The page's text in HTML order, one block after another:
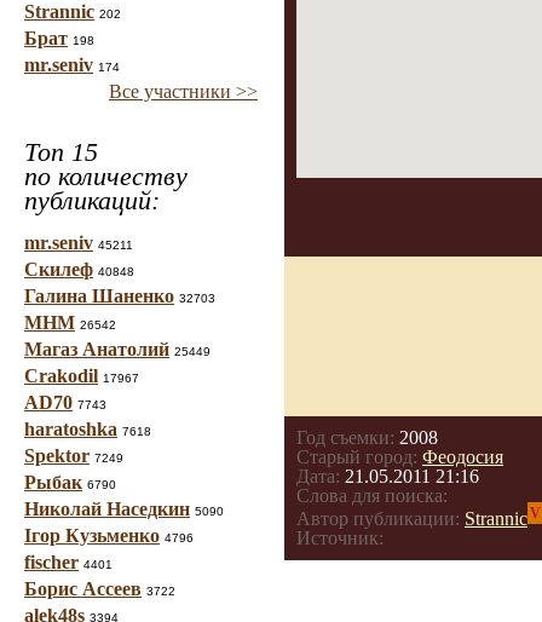
Strannic 202
Брат 198
mr.seniv 174
Все участники >>
Топ 15
по количеству
публикаций:
mr.seniv 45211
Скилеф 40848
Галина Шаненко 32703
МНМ 26542
Магаз Анатолий 25449
Crakodil 17967
AD70 7743
haratoshka 7618
Spektor 7249
Рыбак 6790
Николай Наседкин 5090
Ігор Кузьменко 4796
fischer 4401
Борис Ассеев 3722
alek48s 3394
Год съемки: 2008
Старый город: Феодосия
Дата: 21.05.2011 21:16
Слова для поиска:
Автор публикации: Strannic
Источник: